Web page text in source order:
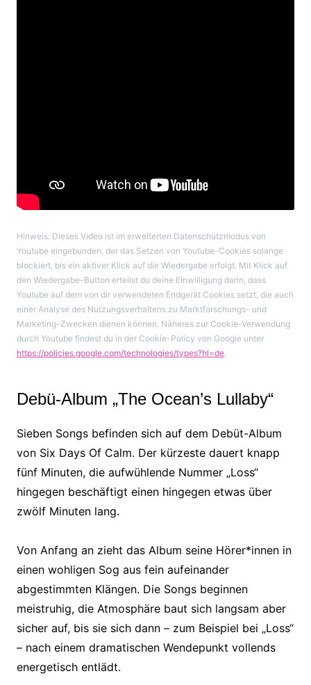
Hinweis: Dieses Video ist im erweiterten Datenschutzmodus von
Youtube eingebunden, der das Setzen von Youtube-Cookies solange
blockiert, bis ein aktiver Klick auf die Wiedergabe erfolgt. Mit Klick auf
den Wiedergabe-Button erteilst du deine Einwilligung darin, dass
Youtube auf dem von dir verwendeten Endgerät Cookies setzt, die auch
einer Analyse des Nutzungsverhaltens zu Marktforschungs- und
Marketing-Zwecken dienen können. Näheres zur Cookie-Verwendung
durch Youtube findest du in der Cookie-Policy von Google unter
https://policies.google.com/technologies/types?hl=de.
Debü-Album „The Ocean’s Lullaby“
Sieben Songs befinden sich auf dem Debüt-Album
von Six Days Of Calm. Der kürzeste dauert knapp
fünf Minuten, die aufwühlende Nummer „Loss“
hingegen beschäftigt einen hingegen etwas über
zwölf Minuten lang.
Von Anfang an zieht das Album seine Hörer*innen in
einen wohligen Sog aus fein aufeinander
abgestimmten Klängen. Die Songs beginnen
meistruhig, die Atmosphäre baut sich langsam aber
sicher auf, bis sie sich dann – zum Beispiel bei „Loss“
– nach einem dramatischen Wendepunkt vollends
energetisch entlädt.